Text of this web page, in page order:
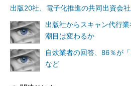
出版20社、電子化推進の共同出資会
出版社からスキャン代行業
潮目は変わるか
自炊業者の回答、86％が
など